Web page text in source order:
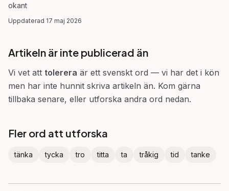
okant
Uppdaterad 17 maj 2026
Artikeln är inte publicerad än
Vi vet att tolerera är ett svenskt ord — vi har det i kön
men har inte hunnit skriva artikeln än. Kom gärna
tillbaka senare, eller utforska andra ord nedan.
Fler ord att utforska
tänka tycka tro titta ta tråkig tid tanke